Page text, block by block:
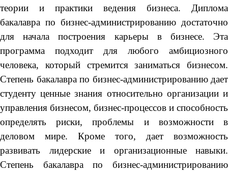
теории и практики ведения бизнеса. Диплома
бакалавра по бизнес-администрированию достаточно
для начала построения карьеры в бизнесе. Эта
программа подходит для любого амбициозного
человека, который стремится заниматься бизнесом.
Степень бакалавра по бизнес-администрированию дает
студенту ценные знания относительно организации и
управления бизнесом, бизнес-процессов и способность
определять риски, проблемы и возможности в
деловом мире. Кроме того, дает возможность
развивать лидерские и организационные навыки.
Степень бакалавра по бизнес-администрированию